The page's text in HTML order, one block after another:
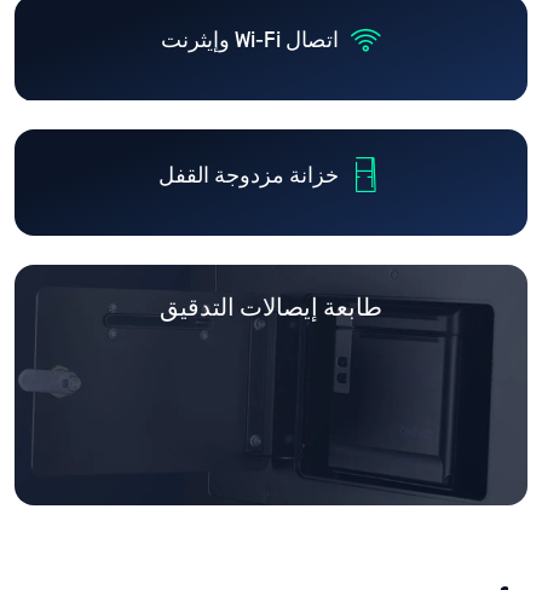
اتصال Wi-Fi وإيثرنت
خزانة مزدوجة القفل
طابعة إيصالات التدقيق